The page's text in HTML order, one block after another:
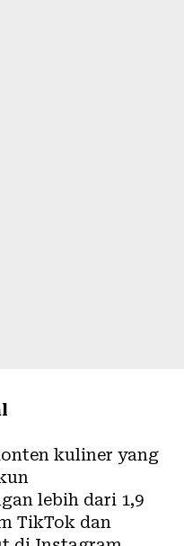
kuliner yang
lebih dari 1,9
TikTok dan